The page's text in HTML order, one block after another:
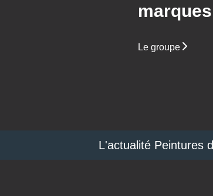
marques
Le groupe
L'actualité Peintures